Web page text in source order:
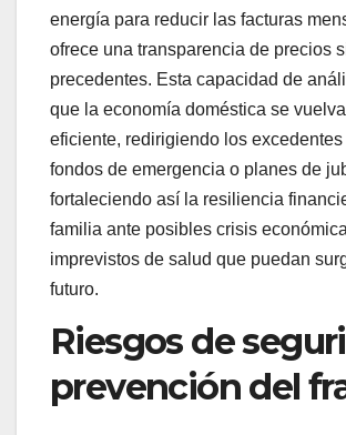
energía para reducir las facturas
ofrece una transparencia de precios
precedentes. Esta capacidad de
que la economía doméstica se
eficiente, redirigiendo los excedentes
fondos de emergencia o planes de
fortaleciendo así la resiliencia
familia ante posibles crisis
imprevistos de salud que puedan
futuro.
Riesgos de
prevención del